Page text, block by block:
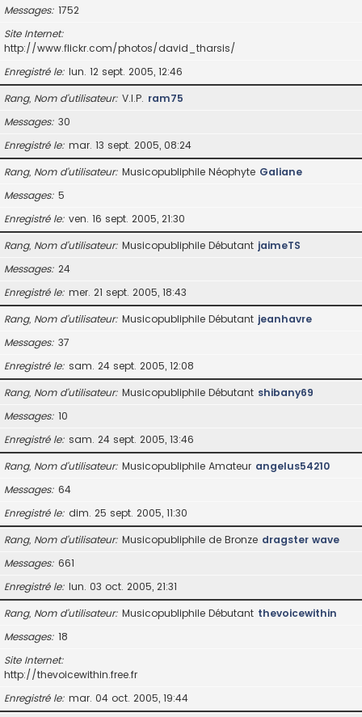
Messages 1752
Site Internet
http://www.flickr.com/photos/david_tharsis/
Enregistré le lun. 12 sept. 2005, 12:46
Rang, Nom d’utilisateur V.I.P. ram75
Messages 30
Enregistré le mar. 13 sept. 2005, 08:24
Rang, Nom d’utilisateur Musicopubliphile Néophyte Galiane
Messages 5
Enregistré le ven. 16 sept. 2005, 21:30
Rang, Nom d’utilisateur Musicopubliphile Débutant jaimeTS
Messages 24
Enregistré le mer. 21 sept. 2005, 18:43
Rang, Nom d’utilisateur Musicopubliphile Débutant jeanhavre
Messages 37
Enregistré le sam. 24 sept. 2005, 12:08
Rang, Nom d’utilisateur Musicopubliphile Débutant shibany69
Messages 10
Enregistré le sam. 24 sept. 2005, 13:46
Rang, Nom d’utilisateur Musicopubliphile Amateur angelus54210
Messages 64
Enregistré le dim. 25 sept. 2005, 11:30
Rang, Nom d’utilisateur Musicopubliphile de Bronze dragster wave
Messages 661
Enregistré le lun. 03 oct. 2005, 21:31
Rang, Nom d’utilisateur Musicopubliphile Débutant thevoicewithin
Messages 18
Site Internet
http://thevoicewithin.free.fr
Enregistré le mar. 04 oct. 2005, 19:44